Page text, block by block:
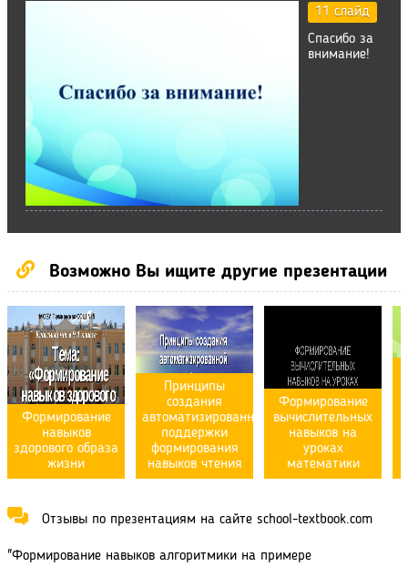
11 слайд
Спасибо за
внимание!
Возможно Вы ищите другие презентации
Формирование
навыков
здорового образа
жизни
Принципы
создания
автоматизированной
поддержки
формирования
навыков чтения
Формирование
вычислительных
навыков на
уроках
математики
Отзывы по презентациям на сайте school-textbook.com
"Формирование навыков алгоритмики на примере